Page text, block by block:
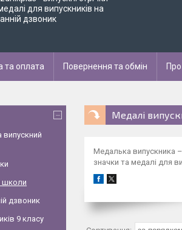
для випускників на
дзвоник
та оплата Повернення та обмін
Медалі
Медалька випускника
значки та медалі для
випускний
школи
дзвоник
9 класу